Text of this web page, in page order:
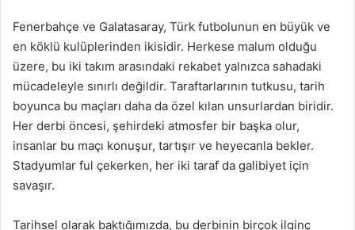
Fenerbahçe ve Galatasaray, Türk futbolunun en büyük ve
en köklü kulüplerinden ikisidir. Herkese malum olduğu
üzere, bu iki takım arasındaki rekabet yalnızca sahadaki
mücadeleyle sınırlı değildir. Taraftarlarının tutkusu, tarih
boyunca bu maçları daha da özel kılan unsurlardan biridir.
Her derbi öncesi, şehirdeki atmosfer bir başka olur,
insanlar bu maçı konuşur, tartışır ve heyecanla bekler.
Stadyumlar ful çekerken, her iki taraf da galibiyet için
savaşır.
Tarihsel olarak baktığımızda, bu derbinin birçok ilginç